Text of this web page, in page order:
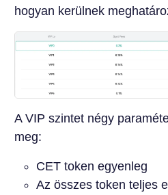
hogyan kerülnek
A VIP szintet négy
meg:
CET token egyenleg
Az összes token teljes